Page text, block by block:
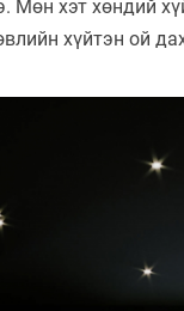
Мөн хэт хөндий
хүйтэн ой